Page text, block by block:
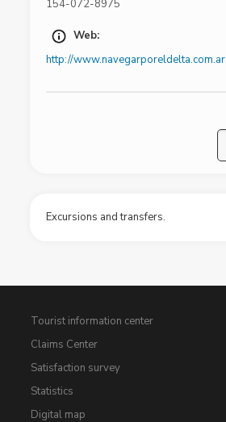
154-072-8975
Web:
http://www.navegarporeldelta.com.ar
Excursions and transfers.
Tourist information center
Claims Center
Satisfaction survey
Statistics
Digital map